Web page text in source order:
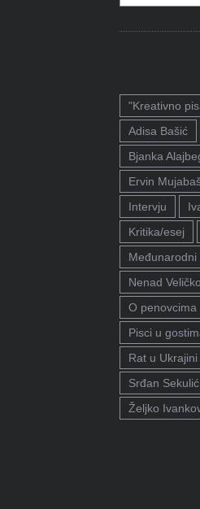
"Kreativno
Adisa Bašić
Bjanka
Ervin
Intervju
Kritika/esej
Nenad
O penovcima
Pisci u
Rat u Ukrajini
Srđan Sekulić
Željko